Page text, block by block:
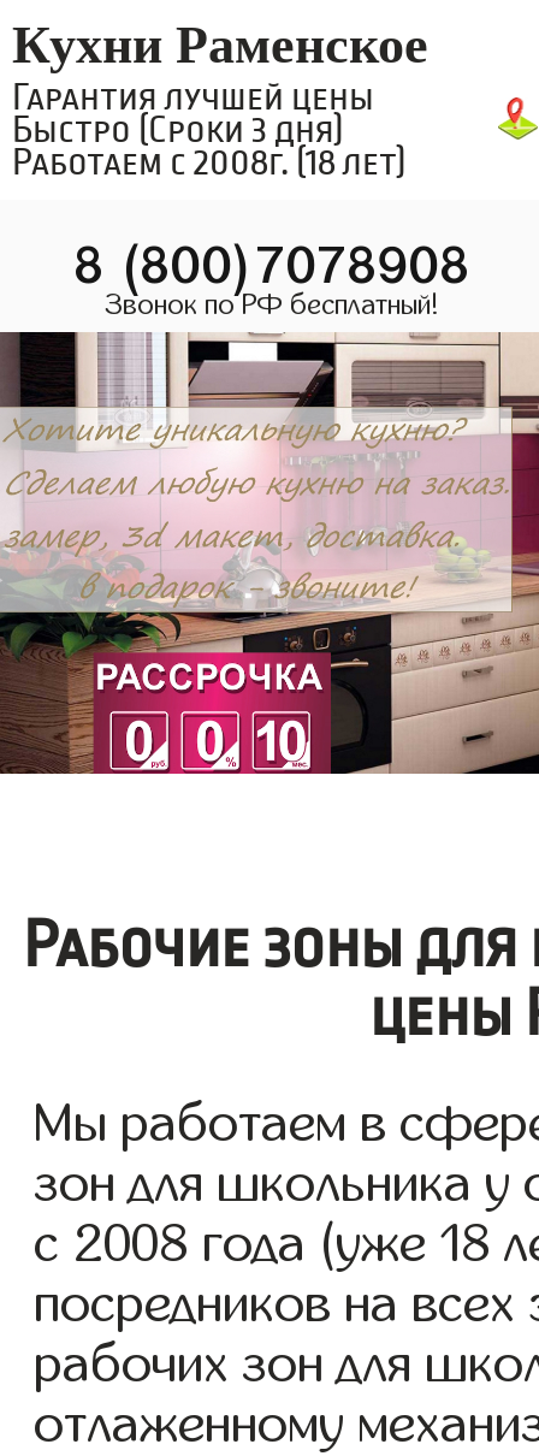
Кухни Раменское
Гарантия лучшей цены
Быстро (Сроки 3 дня)
Работаем с 2008г. (18 лет)
8 (800)7078908
Звонок по РФ бесплатный!
Рабочие зоны
цены
Мы работаем в
зон для школьника у
с 2008 года (уже 18
посредников на всех
рабочих зон для
отлаженному